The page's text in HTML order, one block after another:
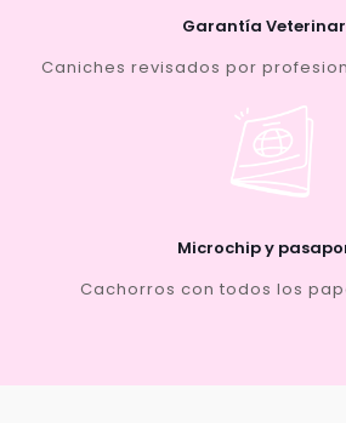
Garantía
Caniches revisados por
Microchip y
Cachorros con todos los